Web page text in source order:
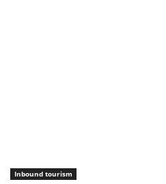
Inbound tourism